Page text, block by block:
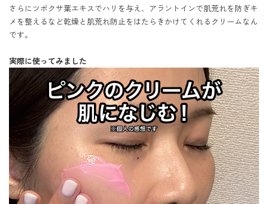
さらにツボクサ葉エキスでハリを与え、アラントインで肌荒れを防ぎキ
メを整えるなど乾燥と肌荒れ防止をはたらきかけてくれるクリームなん
です。
実際に使ってみました